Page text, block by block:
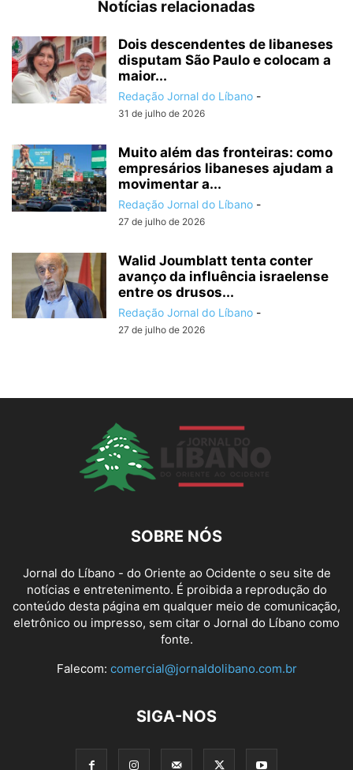
Notícias relacionadas
Dois descendentes de libaneses
disputam São Paulo e colocam a
maior...
Redação Jornal do Líbano -
31 de julho de 2026
Muito além das fronteiras: como
empresários libaneses ajudam a
movimentar a...
Redação Jornal do Líbano -
27 de julho de 2026
Walid Joumblatt tenta conter
avanço da influência israelense
entre os drusos...
Redação Jornal do Líbano -
27 de julho de 2026
SOBRE NÓS
Jornal do Líbano - do Oriente ao Ocidente o seu site de
notícias e entretenimento. É proibida a reprodução do
conteúdo desta página em qualquer meio de comunicação,
eletrônico ou impresso, sem citar o Jornal do Líbano como
fonte.
Falecom: comercial@jornaldolibano.com.br
SIGA-NOS